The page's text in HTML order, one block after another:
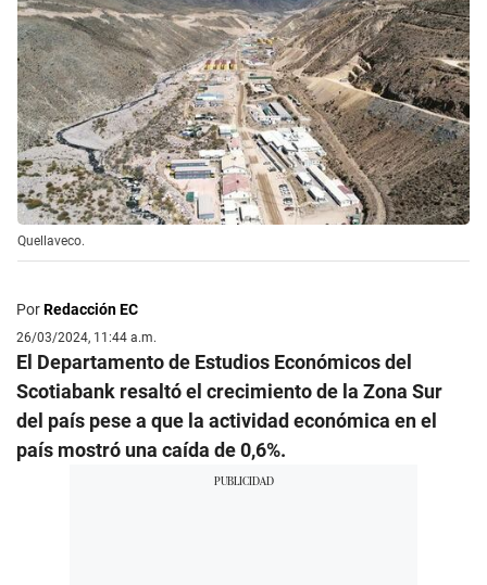
Quellaveco.
PorRedacción EC
26/03/2024, 11:44 a.m.
El Departamento de Estudios Económicos del
Scotiabank resaltó el crecimiento de la Zona Sur
del país pese a que la actividad económica en el
país mostró una caída de 0,6%.